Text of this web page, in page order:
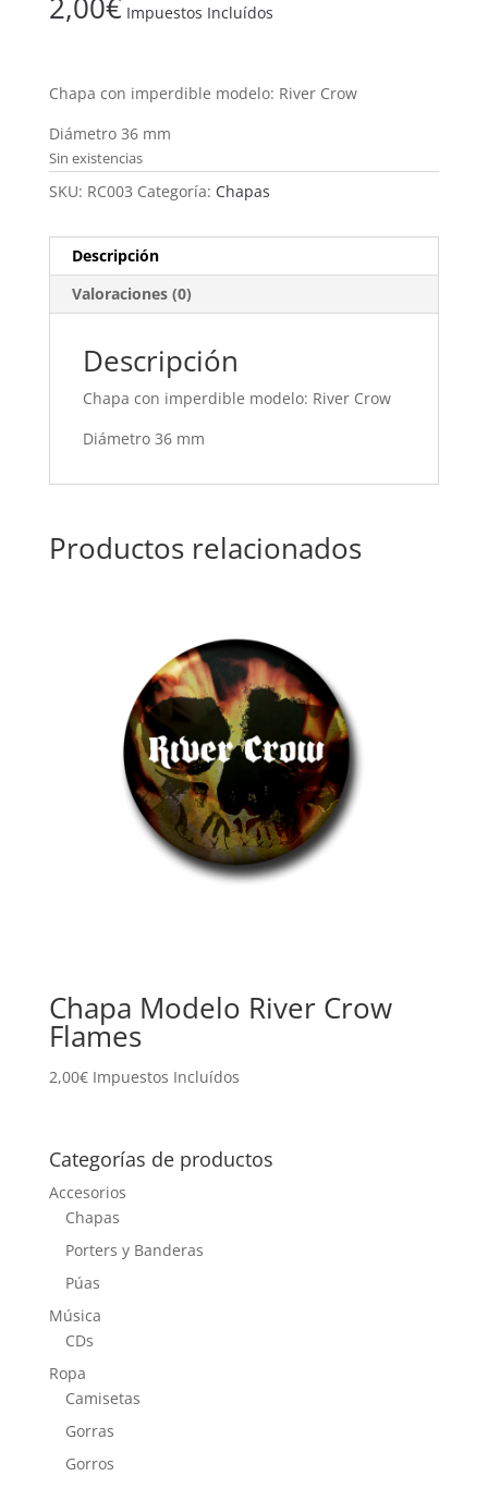
Impuestos Incluídos
Chapa con imperdible modelo: River Crow
Diámetro 36 mm
Sin existencias
SKU: RC003 Categoría: Chapas
Descripción
Valoraciones (0)
Descripción
Chapa con imperdible modelo: River Crow
Diámetro 36 mm
Productos relacionados
Chapa Modelo River Crow
Flames
2,00€ Impuestos Incluídos
Categorías de productos
Accesorios
Chapas
Porters y Banderas
Púas
Música
CDs
Ropa
Camisetas
Gorras
Gorros